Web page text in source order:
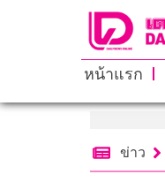
หน้าแรก
ข่าว